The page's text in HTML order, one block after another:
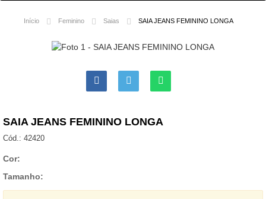
Início Feminino Saias SAIA JEANS FEMININO LONGA

SAIA JEANS FEMININO LONGA
Cód.: 42420
Cor:
Tamanho: